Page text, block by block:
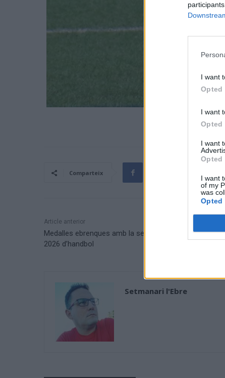
I want
Opted
I want
Opted
I want
Opted
I want
of my
was
Opted
Comparteix
Article anterior
Medalles ebrenques amb la selecció catalana al CESA
2026 d’handbol
Setmanari l'Ebre